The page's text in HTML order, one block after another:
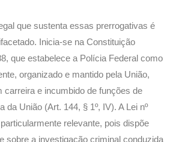
que sustenta essas prerrogativas é
Inicia-se na Constituição
que estabelece a Polícia Federal como
organizado e mantido pela União,
carreira e incumbido de funções de
da União (Art. 144, § 1º, IV). A Lei nº
relevante, pois dispõe
sobre a investigação criminal conduzida